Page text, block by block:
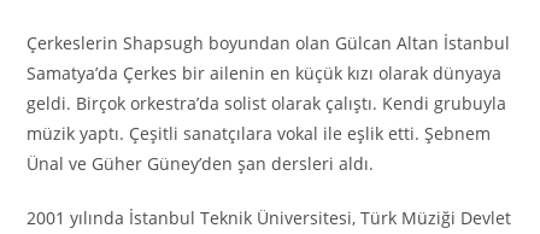
Çerkeslerin Shapsugh boyundan olan Gülcan Altan İstanbul
Samatya’da Çerkes bir ailenin en küçük kızı olarak dünyaya
geldi. Birçok orkestra’da solist olarak çalıştı. Kendi grubuyla
müzik yaptı. Çeşitli sanatçılara vokal ile eşlik etti. Şebnem
Ünal ve Güher Güney’den şan dersleri aldı.
2001 yılında İstanbul Teknik Üniversitesi, Türk Müziği Devlet